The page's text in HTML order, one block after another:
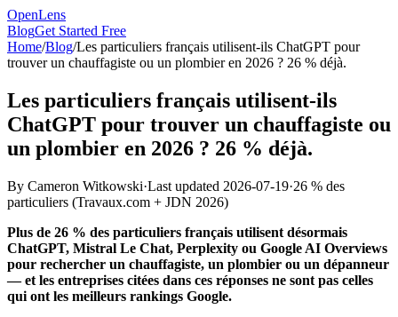
OpenLens
BlogGet Started Free
Home/Blog/Les particuliers français utilisent-ils ChatGPT pour
trouver un chauffagiste ou un plombier en 2026 ? 26 % déjà.
Les particuliers français utilisent-ils
ChatGPT pour trouver un chauffagiste ou
un plombier en 2026 ? 26 % déjà.
By Cameron Witkowski·Last updated 2026-07-19·26 % des
particuliers (Travaux.com + JDN 2026)
Plus de 26 % des particuliers français utilisent désormais
ChatGPT, Mistral Le Chat, Perplexity ou Google AI Overviews
pour rechercher un chauffagiste, un plombier ou un dépanneur
— et les entreprises citées dans ces réponses ne sont pas celles
qui ont les meilleurs rankings Google.